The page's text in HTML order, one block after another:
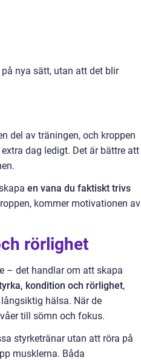
nya sätt, utan att det blir
del av träningen, och kroppen
dag ledigt. Det är bättre att
en vana du faktiskt trivs
kommer motivationen av
rörlighet
– det handlar om att skapa
kondition och rörlighet,
hälsa. När de
till sömn och fokus.
styrketränar utan att röra på
musklerna. Båda